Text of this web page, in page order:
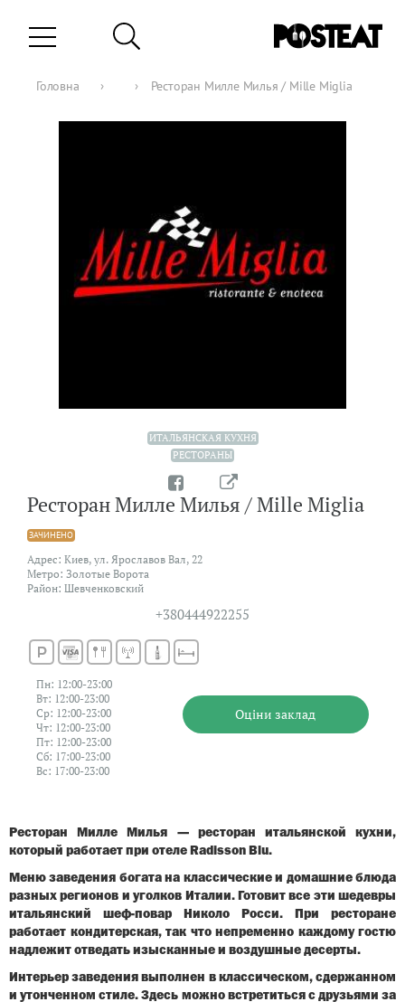
Головна › › Ресторан Милле Милья / Mille Miglia
ИТАЛЬЯНСКАЯ КУХНЯ
РЕСТОРАНЫ
Ресторан Милле Милья / Mille Miglia
ЗАЧИНЕНО
Адрес: Киев, ул. Ярославов Вал, 22
Метро: Золотые Ворота
Район: Шевченковский
+380444922255
Пн: 12:00-23:00
Вт: 12:00-23:00
Ср: 12:00-23:00
Чт: 12:00-23:00
Пт: 12:00-23:00
Сб: 17:00-23:00
Вс: 17:00-23:00
Оцiни заклад
Ресторан Милле Милья — ресторан итальянской кухни,
который работает при отеле Radisson Blu.
Меню заведения богата на классические и домашние блюда
разных регионов и уголков Италии. Готовит все эти шедевры
итальянский шеф-повар Николо Росси. При ресторане
работает кондитерская, так что непременно каждому гостю
надлежит отведать изысканные и воздушные десерты.
Интерьер заведения выполнен в классическом, сдержанном
и утонченном стиле. Здесь можно встретиться с друзьями за